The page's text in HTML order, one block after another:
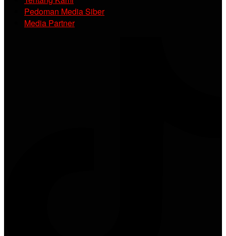
Pedoman Media Siber
Media Partner